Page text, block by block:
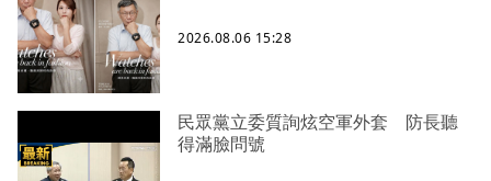
2026.08.06 15:28
民眾黨立委質詢炫空軍外套 防長聽
得滿臉問號